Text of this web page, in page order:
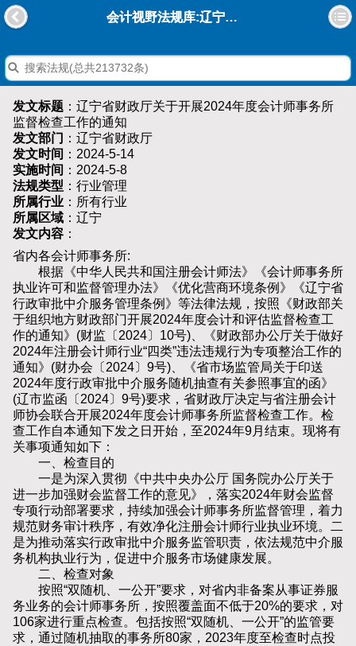
会计视野法规库:辽宁省财政厅关于开展2024年度会计师事务所监督检查工作的通知
发文标题 ：辽宁省财政厅关于开展2024年度会计师事务所
监督检查工作的通知
发文部门 ：辽宁省财政厅
发文时间 ：2024-5-14
实施时间 ：2024-5-8
法规类型 ：行业管理
所属行业 ：所有行业
所属区域 ：辽宁
发文内容 ：
省内各会计师事务所:
根据《中华人民共和国注册会计师法》《会计师事务所
执业许可和监督管理办法》《优化营商环境条例》《辽宁省
行政审批中介服务管理条例》等法律法规，按照《财政部关
于组织地方财政部门开展2024年度会计和评估监督检查工
作的通知》(财监〔2024〕10号)、《财政部办公厅关于做好
2024年注册会计师行业“四类”违法违规行为专项整治工作的
通知》(财办会〔2024〕9号)、《省市场监管局关于印送
2024年度行政审批中介服务随机抽查有关参照事宜的函》
(辽市监函〔2024〕9号)要求，省财政厅决定与省注册会计
师协会联合开展2024年度会计师事务所监督检查工作。检
查工作自本通知下发之日开始，至2024年9月结束。现将有
关事项通知如下：
一、检查目的
一是为深入贯彻《中共中央办公厅 国务院办公厅关于
进一步加强财会监督工作的意见》，落实2024年财会监督
专项行动部署要求，持续加强会计师事务所监督管理，着力
规范财务审计秩序，有效净化注册会计师行业执业环境。二
是为推动落实行政审批中介服务监管职责，依法规范中介服
务机构执业行为，促进中介服务市场健康发展。
二、检查对象
按照“双随机、一公开”要求，对省内非备案从事证券服
务业务的会计师事务所，按照覆盖面不低于20%的要求，对
106家进行重点检查。包括按照“双随机、一公开”的监管要
求，通过随机抽取的事务所80家，2023年度至检查时点投